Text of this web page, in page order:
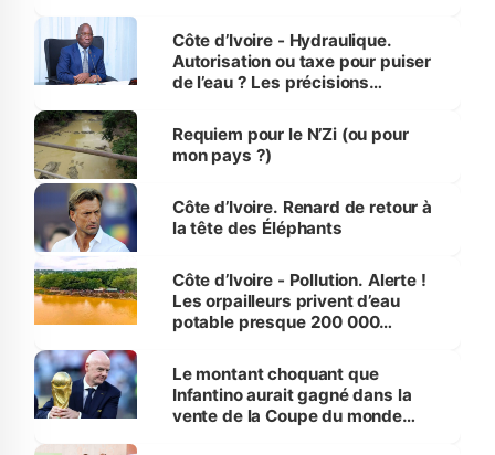
Côte d’Ivoire - Hydraulique.
Autorisation ou taxe pour puiser
de l’eau ? Les précisions
Requiem pour le N’Zi (ou pour
mon pays ?)
Côte d’Ivoire. Renard de retour à
la tête des Éléphants
Côte d’Ivoire - Pollution. Alerte !
Les orpailleurs privent d’eau
potable presque 200 000
Le montant choquant que
Infantino aurait gagné dans la
vente de la Coupe du monde